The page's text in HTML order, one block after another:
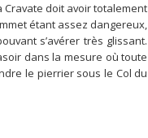
doit avoir totalement
étant assez dangereux,
s’avérer très glissant.
dans la mesure où toute
le pierrier sous le Col du